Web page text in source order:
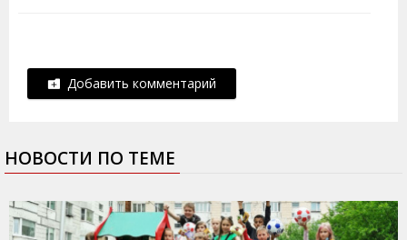
Добавить комментарий
НОВОСТИ ПО ТЕМЕ